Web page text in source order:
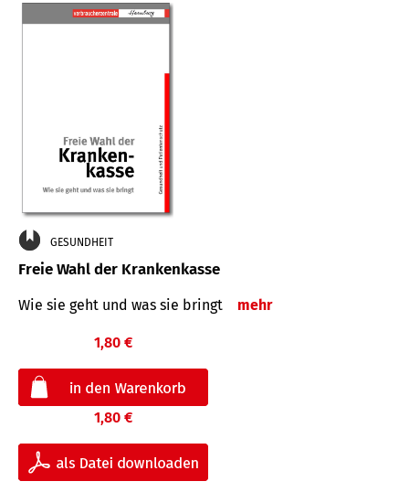
GESUNDHEIT
Freie Wahl der Krankenkasse
Wie sie geht und was sie bringt mehr
1,80 €
1,80 €